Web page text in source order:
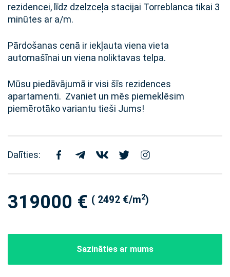
rezidencei, līdz dzelzceļa stacijai Torreblanca tikai 3
minūtes ar a/m.
Pārdošanas cenā ir iekļauta viena vieta
automašīnai un viena noliktavas telpa.
Mūsu piedāvājumā ir visi šīs rezidences
apartamenti. Zvaniet un mēs piemeklēsim
piemērotāko variantu tieši Jums!
Dalīties:
319000 € ( 2492 €/m2)
Sazināties ar mums